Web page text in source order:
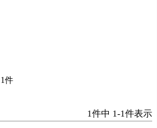
1
1件中 1-1件表示